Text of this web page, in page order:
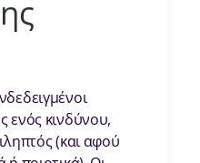
ενός κινδύνου,
(και αφού